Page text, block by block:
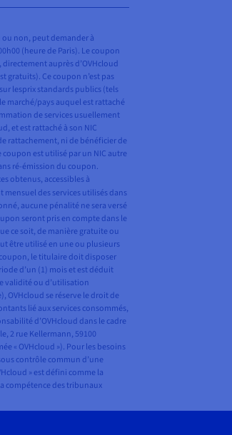
non, peut demander à
(heure de Paris). Le coupon
auprès d’OVHcloud
gratuits). Ce coupon n’est pas
lesprix standards publics (tels
marché/pays auquel est rattaché
de services usuellement
et est rattaché à son NIC
rattachement, ni de bénéficier de
est utilisé par un NIC autre
ré-émission du coupon.
obtenus, accessibles à
mensuel des services utilisés dans
aucune pénalité ne sera versé
seront pris en compte dans le
ce soit, de manière gratuite ou
être utilisé en une ou plusieurs
le titulaire doit disposer
d’un (1) mois et est déduit
validité ou d’utilisation
se réserve le droit de
lié aux services consommés,
d’OVHcloud dans le cadre
2 rue Kellermann, 59100
« OVHcloud »). Pour les besoins
contrôle commun d’une
» est défini comme la
compétence des tribunaux